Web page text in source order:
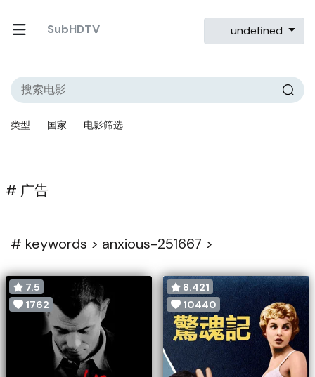
SubHDTV undefined
类型 国家 电影筛选
# keywords > anxious-251667 >
7.5
1762
8.421
10440
# 广告